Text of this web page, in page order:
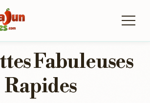
Fabuleuses
Rapides